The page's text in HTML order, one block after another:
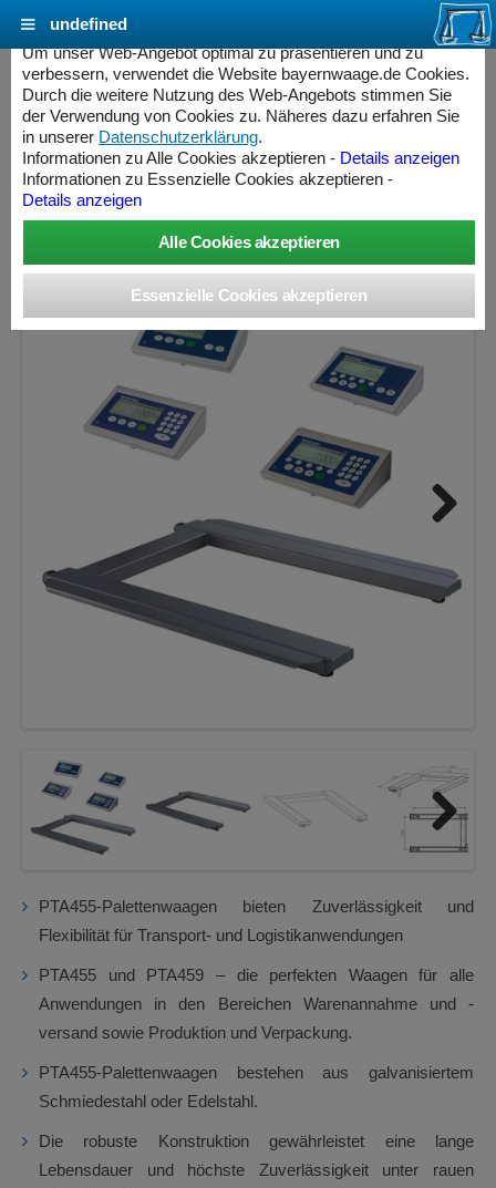
METTLER-TOLEDO Palettenwaage PTA455-
300T Mehrbereich feuerverzinkt
Wägebereich: 150 / 300 kg, Ablesbarkeit: 50 / 100 g,
Eichschritt: 50 / 100 g, eichfähig
Next
PTA455-Palettenwaagen bieten Zuverlässigkeit und
Flexibilität für Transport- und Logistikanwendungen
PTA455 und PTA459 – die perfekten Waagen für alle
Anwendungen in den Bereichen Warenannahme und -
versand sowie Produktion und Verpackung.
PTA455-Palettenwaagen bestehen aus galvanisiertem
Schmiedestahl oder Edelstahl.
Die robuste Konstruktion gewährleistet eine lange
Lebensdauer und höchste Zuverlässigkeit unter rauen
Cookie Einstellungen - bayernwaage.de
Um unser Web-Angebot optimal zu präsentieren und zu
verbessern, verwendet die Website bayernwaage.de Cookies.
Durch die weitere Nutzung des Web-Angebots stimmen Sie
der Verwendung von Cookies zu. Näheres dazu erfahren Sie
in unserer Datenschutzerklärung.
Informationen zu Alle Cookies akzeptieren - Details anzeigen
Informationen zu Essenzielle Cookies akzeptieren -
Details anzeigen
undefined